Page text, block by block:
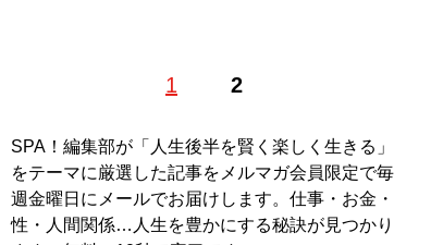
1 2
団」評議員。 1997年生まれ。世帯年収300万円台の家庭
末東大合格を果たす。著書に最小コストで結果を出すノ
ウハウを体系化した『
東大式節約勉強法 』、膨大な範囲
と量の受験勉強をする中で気がついた「コスパを極限ま
で高める時間の使い方」を解説した『 東大式時間術
』な
ど。
株式会社カルペ・ディエム にて、お金と時間をかけ
SPA！編集部が「人生後半を賢く楽しく生きる」
をテーマに厳選した記事をメルマガ会員限定で毎
週金曜日にメールでお届けします。仕事・お金・
性・人間関係…人生を豊かにする秘訣が見つかり